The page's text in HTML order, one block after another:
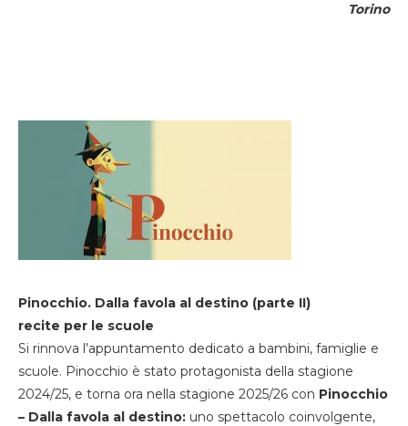
Torino
Pinocchio. Dalla favola al destino (parte II)
recite per le scuole
Si rinnova l’appuntamento dedicato a bambini, famiglie e
scuole. Pinocchio è stato protagonista della stagione
2024/25, e torna ora nella stagione 2025/26 con Pinocchio
– Dalla favola al destino: uno spettacolo coinvolgente,